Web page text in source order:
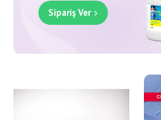
Sipariş Ver